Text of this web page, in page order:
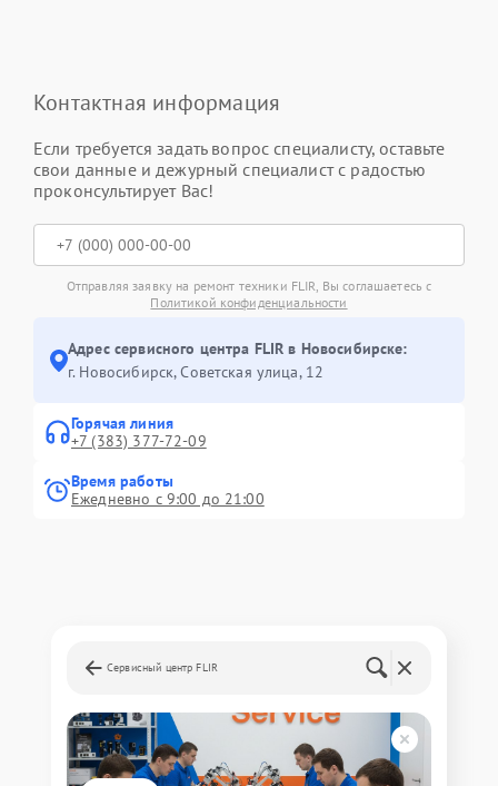
Контактная информация
Если требуется задать вопрос специалисту, оставьте
свои данные и дежурный специалист с радостью
проконсультирует Вас!
Отправляя заявку на ремонт техники FLIR, Вы соглашаетесь с
Политикой конфиденциальности
Адрес сервисного центра FLIR в Новосибирске:
г. Новосибирск, Советская улица, 12
Горячая линия
+7 (383) 377-72-09
Время работы
Ежедневно с 9:00 до 21:00
Сервисный центр FLIR